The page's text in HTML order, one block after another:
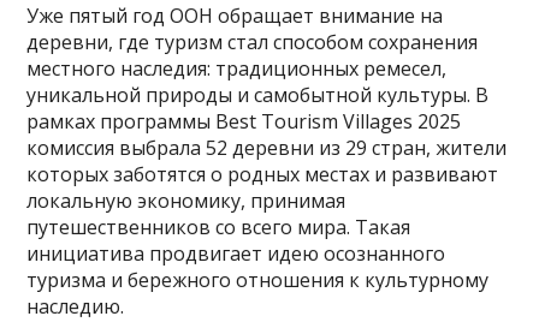
Уже пятый год ООН обращает внимание на
деревни, где туризм стал способом сохранения
местного наследия: традиционных ремесел,
уникальной природы и самобытной культуры. В
рамках программы Best Tourism Villages 2025
комиссия выбрала 52 деревни из 29 стран, жители
которых заботятся о родных местах и развивают
локальную экономику, принимая
путешественников со всего мира. Такая
инициатива продвигает идею осознанного
туризма и бережного отношения к культурному
наследию.